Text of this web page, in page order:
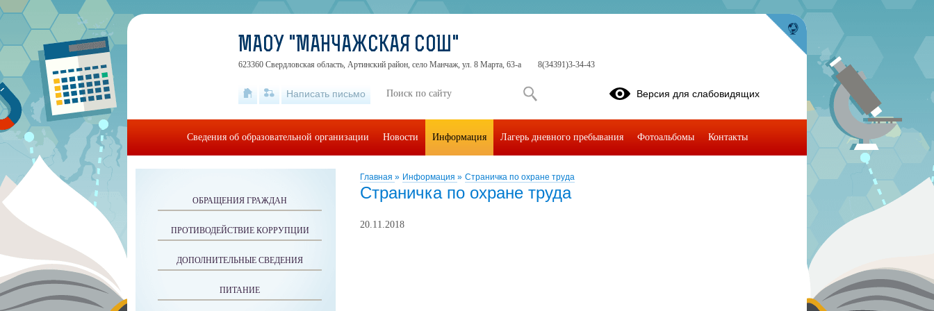
Главная » Информация » Страничка по охране труда
Страничка по охране труда
20.11.2018
ОБРАЩЕНИЯ ГРАЖДАН
ПРОТИВОДЕЙСТВИЕ КОРРУПЦИИ
ДОПОЛНИТЕЛЬНЫЕ СВЕДЕНИЯ
ПИТАНИЕ
МАОУ "МАНЧАЖСКАЯ СОШ"
623360 Свердловская область, Артинский район, село Манчаж, ул. 8 Марта, 63-а 8(34391)3-34-43
Написать письмо Версия для слабовидящих
Сведения об образовательной организации Новости Информация Лагерь дневного пребывания Фотоальбомы Контакты